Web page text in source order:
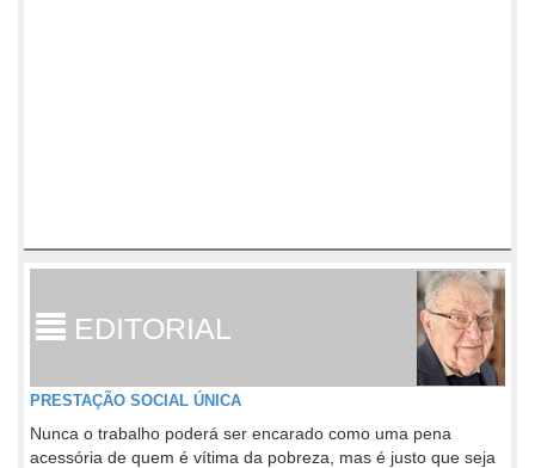
EDITORIAL
PRESTAÇÃO SOCIAL ÚNICA
Nunca o trabalho poderá ser encarado como uma pena
acessória de quem é vítima da pobreza, mas é justo que seja